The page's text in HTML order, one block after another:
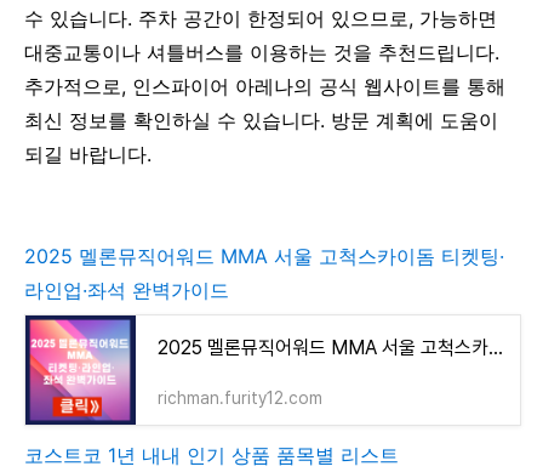
수 있습니다. 주차 공간이 한정되어 있으므로, 가능하면
대중교통이나 셔틀버스를 이용하는 것을 추천드립니다.
추가적으로, 인스파이어 아레나의 공식 웹사이트를 통해
최신 정보를 확인하실 수 있습니다. 방문 계획에 도움이
되길 바랍니다.
2025 멜론뮤직어워드 MMA 서울 고척스카이돔 티켓팅·
라인업·좌석 완벽가이드
2025 멜론뮤직어워드 MMA 서울 고척스카이돔 티켓팅·라인업·좌석 완벽가이드
richman.furity12.com
코스트코 1년 내내 인기 상품 품목별 리스트